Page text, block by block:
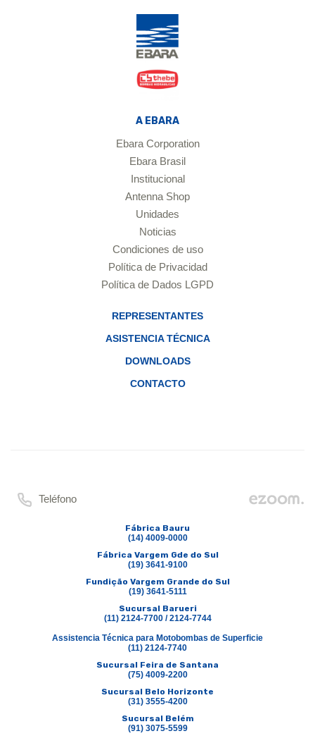
A EBARA
Ebara Corporation
Ebara Brasil
Institucional
Antenna Shop
Unidades
Noticias
Condiciones de uso
Política de Privacidad
Política de Dados LGPD
REPRESENTANTES
ASISTENCIA TÉCNICA
DOWNLOADS
CONTACTO
Teléfono
Fábrica Bauru
(14) 4009-0000
Fábrica Vargem Gde do Sul
(19) 3641-9100
Fundição Vargem Grande do Sul
(19) 3641-5111
Sucursal Barueri
(11) 2124-7700 / 2124-7744
Assistencia Técnica para Motobombas de Superficie
(11) 2124-7740
Sucursal Feira de Santana
(75) 4009-2200
Sucursal Belo Horizonte
(31) 3555-4200
Sucursal Belém
(91) 3075-5599